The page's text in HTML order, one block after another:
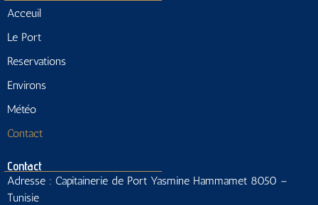
Acceuil
Le Port
Reservations
Environs
Météo
Contact
Contact
Adresse : Capitainerie de Port Yasmine Hammamet 8050 –
Tunisie